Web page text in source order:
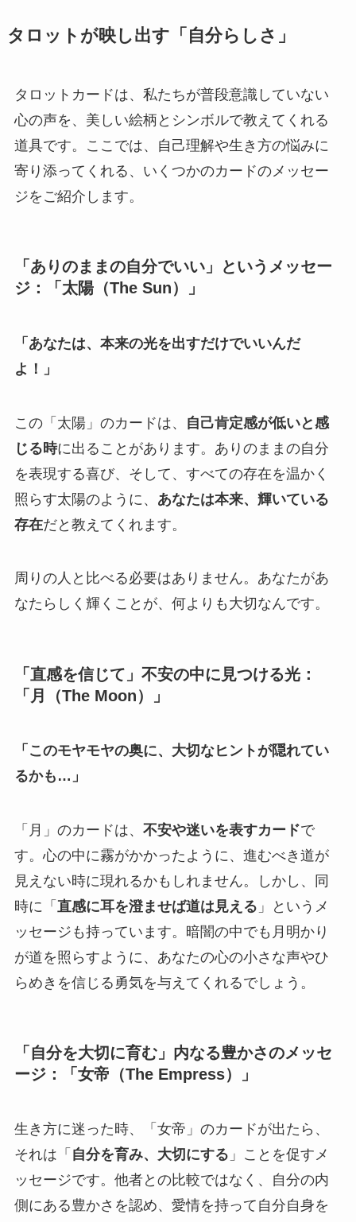
タロットが映し出す「自分らしさ」
タロットカードは、私たちが普段意識していない
心の声を、美しい絵柄とシンボルで教えてくれる
道具です。ここでは、自己理解や生き方の悩みに
寄り添ってくれる、いくつかのカードのメッセー
ジをご紹介します。
「ありのままの自分でいい」というメッセー
ジ：「太陽（The Sun）」
「あなたは、本来の光を出すだけでいいんだ
よ！」
この「太陽」のカードは、
自己肯定感が低いと感
じる時に出ることがあります。ありのままの自分
を表現する喜び、そして、すべての存在を温かく
照らす太陽のように、 あなたは本来、輝いている
存在だと教えてくれます。
周りの人と比べる必要はありません。あなたがあ
なたらしく輝くことが、何よりも大切なんです。
「直感を信じて」不安の中に見つける光：
「月（The Moon）」
「このモヤモヤの奥に、大切なヒントが隠れてい
るかも…」
「月」のカードは、 不安や迷いを表すカードで
す。心の中に霧がかかったように、進むべき道が
見えない時に現れるかもしれません。しかし、同
時に「 直感に耳を澄ませば道は見える 」というメ
ッセージも持っています。暗闇の中でも月明かり
が道を照らすように、あなたの心の小さな声やひ
らめきを信じる勇気を与えてくれるでしょう。
「自分を大切に育む」内なる豊かさのメッセ
ージ：「女帝（The Empress）」
生き方に迷った時、「女帝」のカードが出たら、
それは「 自分を育み、大切にする 」ことを促すメ
ッセージです。他者との比較ではなく、自分の内
側にある豊かさを認め、愛情を持って自分自身を